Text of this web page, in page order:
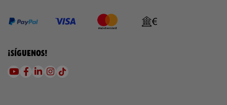
¡SÍGUENOS!